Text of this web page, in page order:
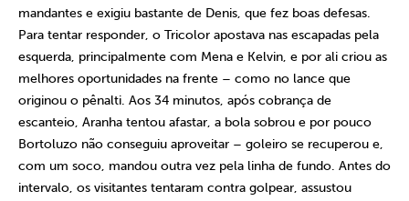
mandantes e exigiu bastante de Denis, que fez boas defesas.
Para tentar responder, o Tricolor apostava nas escapadas pela
esquerda, principalmente com Mena e Kelvin, e por ali criou as
melhores oportunidades na frente – como no lance que
originou o pênalti. Aos 34 minutos, após cobrança de
escanteio, Aranha tentou afastar, a bola sobrou e por pouco
Bortoluzo não conseguiu aproveitar – goleiro se recuperou e,
com um soco, mandou outra vez pela linha de fundo. Antes do
intervalo, os visitantes tentaram contra golpear, assustou